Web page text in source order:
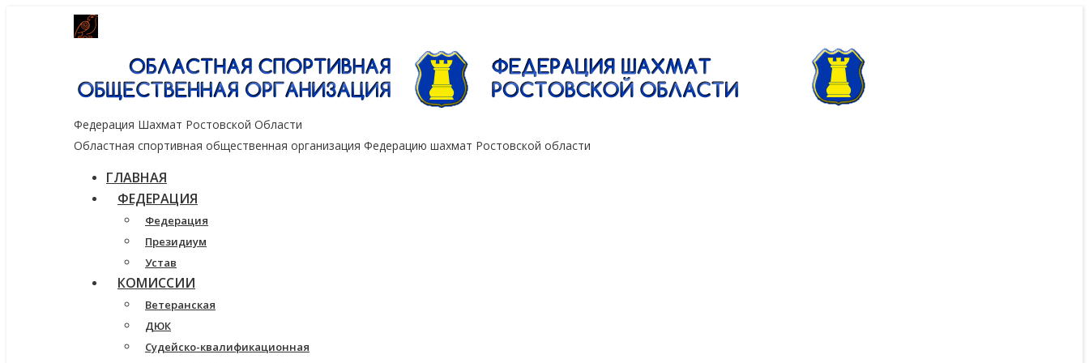
Федерация Шахмат Ростовской Области
Областная спортивная общественная организация Федерацию шахмат Ростовской области
ГЛАВНАЯ
ФЕДЕРАЦИЯ
Федерация
Президиум
Устав
КОМИССИИ
Ветеранская
ДЮК
Судейско-квалификационная